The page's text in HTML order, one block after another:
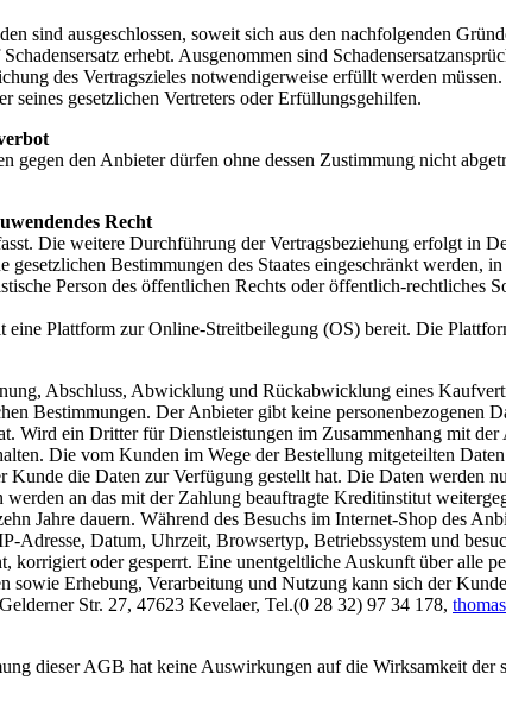
sind ausgeschlossen, soweit sich aus den nachfolgenden
erhebt. Ausgenommen sind
des Vertragszieles notwendigerweise erfüllt werden
seines gesetzlichen Vertreters oder Erfüllungsgehilfen.
gegen den Anbieter dürfen ohne dessen Zustimmung nicht
Recht
Die weitere Durchführung der Vertragsbeziehung erfolgt in
gesetzlichen Bestimmungen des Staates eingeschränkt
Person des öffentlichen Rechts oder öffentlich-rechtliches
eine Plattform zur Online-Streitbeilegung (OS) bereit. Die
Abschluss, Abwicklung und Rückabwicklung eines
Bestimmungen. Der Anbieter gibt keine
Wird ein Dritter für Dienstleistungen im Zusammenhang mit
Die vom Kunden im Wege der Bestellung mitgeteilten
Kunde die Daten zur Verfügung gestellt hat. Die Daten werden
an das mit der Zahlung beauftragte Kreditinstitut
Jahre dauern. Während des Besuchs im Internet-Shop des
Adresse, Datum, Uhrzeit, Browsertyp, Betriebssystem und
korrigiert oder gesperrt. Eine unentgeltliche Auskunft über
sowie Erhebung, Verarbeitung und Nutzung kann sich der
Str. 27, 47623 Kevelaer, Tel.(0 28 32) 97 34 178,
dieser AGB hat keine Auswirkungen auf die Wirksamkeit der